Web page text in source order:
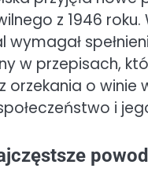
z 1946
wymagał
w przepisach,
orzekania o winie
i